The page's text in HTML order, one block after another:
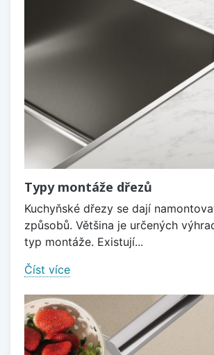
Typy montáže dřezů
Kuchyňské dřezy se dají
způsobů. Většina je určených
typ montáže. Existují...
Číst více